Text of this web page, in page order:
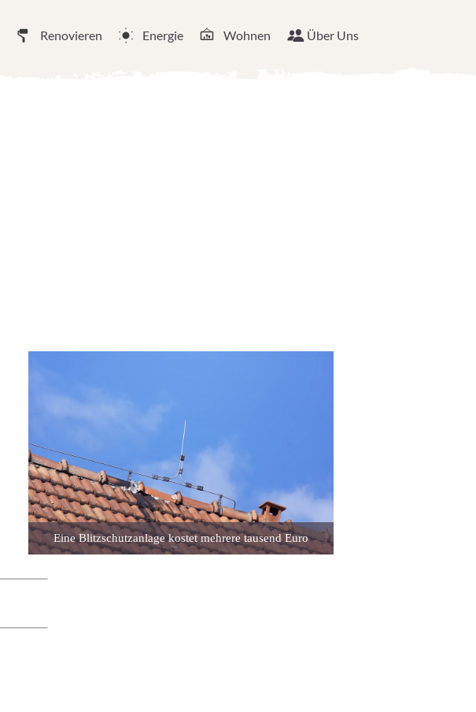
Renovieren Energie Wohnen Über Uns
Eine Blitzschutzanlage kostet mehrere tausend Euro